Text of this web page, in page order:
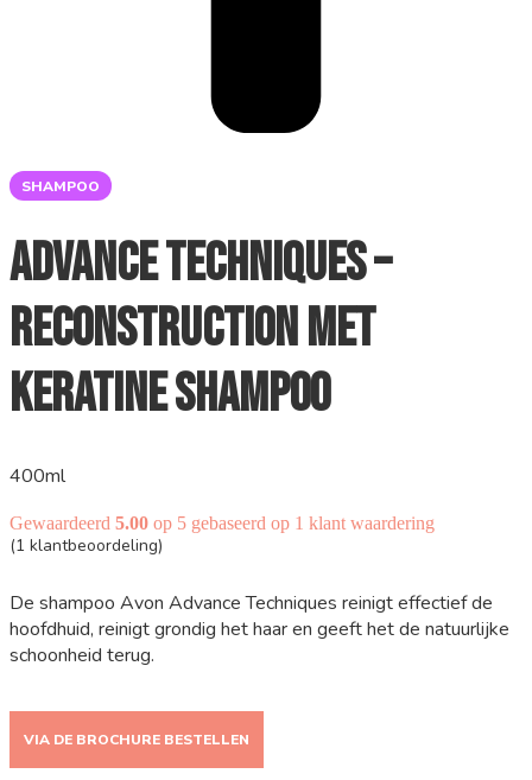
SHAMPOO
Advance Techniques –
Reconstruction met
Keratine Shampoo
400ml
Gewaardeerd 5.00 op 5 gebaseerd op 1 klant waardering
(1 klantbeoordeling)
De shampoo Avon Advance Techniques reinigt effectief de
hoofdhuid, reinigt grondig het haar en geeft het de natuurlijke
schoonheid terug.
VIA DE BROCHURE BESTELLEN